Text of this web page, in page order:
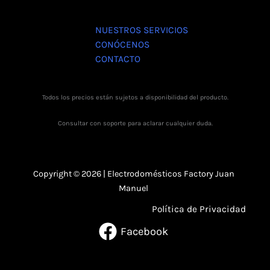
NUESTROS SERVICIOS
CONÓCENOS
CONTACTO
Todos los precios están sujetos a disponibilidad del producto.
Consultar con soporte para aclarar cualquier duda.
Copyright © 2026 | Electrodomésticos Factory Juan
Manuel
Política de Privacidad
Facebook